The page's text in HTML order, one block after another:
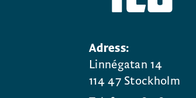
Adress:
Linnégatan 14
114 47 Stockholm